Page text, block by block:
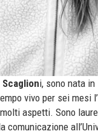
Scaglioni, sono nata
vivo per sei mesi
aspetti. Sono
comunicazione